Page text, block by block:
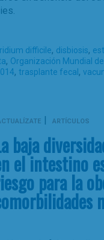
difficile, disbiosis,
, Organización Mundial
, trasplante fecal ,
| ARTÍCULOS
baja
el intestino
para la